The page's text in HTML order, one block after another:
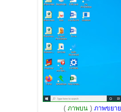
( ภาพบน ) ภาพขยา